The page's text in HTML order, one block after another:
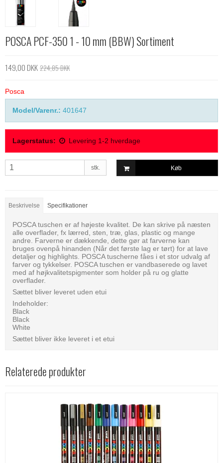
POSCA PCF-350 1 - 10 mm (BBW) Sortiment
149,00 DKK224,85 DKK
Posca
Model/Varenr.: 401647
Lagerstatus: Levering 1-2 hverdage
stk. Køb
Beskrivelse Specifikationer
POSCA tuschen er af højeste kvalitet. De kan skrive på næsten
alle overflader, fx lærred, sten, træ, glas, plastic og mange
andre. Farverne er dækkende, dette gør at farverne kan
bruges ovenpå hinanden (Når det første lag er tørt) for at lave
detaljer og highlights. POSCA tuscherne fåes i et stor udvalg af
farver og tykkelser. POSCA tuschen er vandbaserede og lavet
med af højkvalitetspigmenter som holder på ru og glatte
overflader.
Sættet bliver leveret uden etui
Indeholder:
Black
Black
White
Sættet bliver ikke leveret i et etui
Relaterede produkter